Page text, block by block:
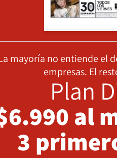
mayoría no entiende el
empresas. El
Plan
al
3